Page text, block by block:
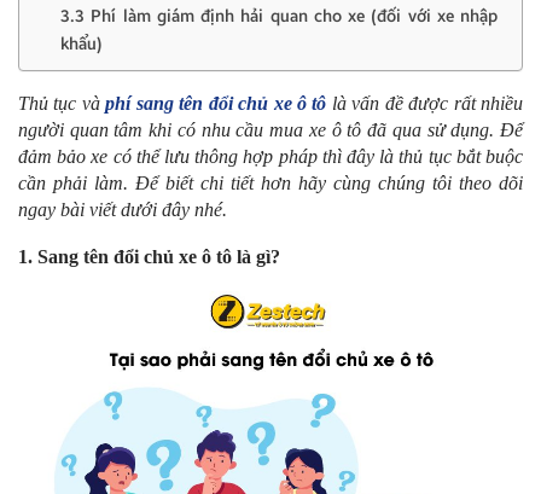
3.3 Phí làm giám định hải quan cho xe (đối với xe nhập
khẩu)
Thủ tục vàphí sang tên đổi chủ xe ô tô là vấn đề được rất nhiều
người quan tâm khi có nhu cầu mua xe ô tô đã qua sử dụng. Để
đảm bảo xe có thể lưu thông hợp pháp thì đây là thủ tục bắt buộc
cần phải làm. Để biết chi tiết hơn hãy cùng chúng tôi theo dõi
ngay bài viết dưới đây nhé.
1. Sang tên đổi chủ xe ô tô là gì?